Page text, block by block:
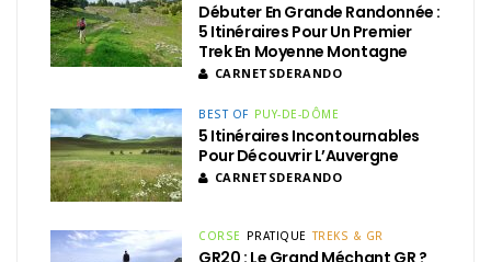
Débuter En Grande Randonnée :
5 Itinéraires Pour Un Premier
Trek En Moyenne Montagne
CARNETSDERANDO
BEST OF PUY-DE-DÔME
5 Itinéraires Incontournables
Pour Découvrir L’Auvergne
CARNETSDERANDO
CORSE PRATIQUE TREKS & GR